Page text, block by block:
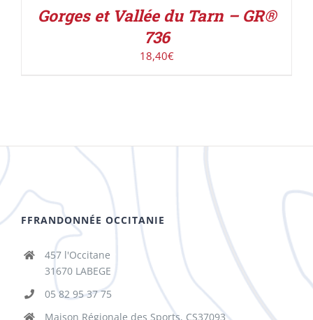
Gorges et Vallée du Tarn – GR®
736
18,40€
FFRANDONNÉE OCCITANIE
457 l'Occitane
31670 LABEGE
05 82 95 37 75
Maison Régionale des Sports, CS37093